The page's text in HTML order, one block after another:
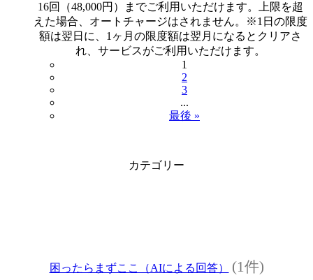
16回（48,000円）までご利用いただけます。上限を超
えた場合、オートチャージはされません。※1日の限度
額は翌日に、1ヶ月の限度額は翌月になるとクリアさ
れ、サービスがご利用いただけます。
1
2
3
...
最後 »
カテゴリー
困ったらまずここ（AIによる回答） (1件)